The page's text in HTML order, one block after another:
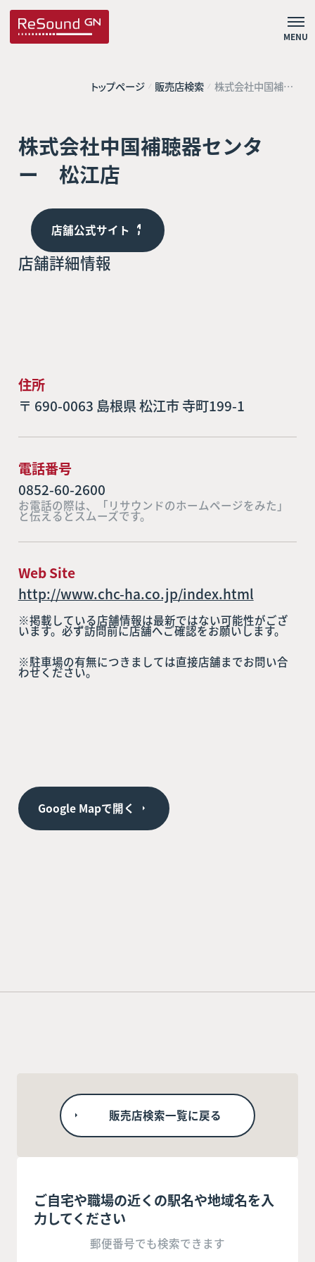
MENU
トップページ 販売店検索 株式会社中国補聴
器センター 松江
株式会社中国補聴器センタ
ー 松江店
店舗公式サイト
店舗詳細情報
住所
〒 690-0063 島根県 松江市 寺町199-1
電話番号
0852-60-2600
お電話の際は、「リサウンドのホームページをみた」
と伝えるとスムーズです。
Web Site
http://www.chc-ha.co.jp/index.html
※掲載している店舗情報は最新ではない可能性がござ
います。必ず訪問前に店舗へご確認をお願いします。
※駐車場の有無につきましては直接店舗までお問い合
わせください。
Google Mapで開く
販売店検索一覧に戻る
ご自宅や職場の近くの駅名や地域名を入
力してください
郵便番号でも検索できます